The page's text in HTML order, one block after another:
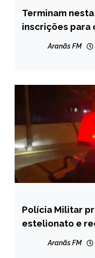
CAPELINHA
MINAS
Terminam
inscrições para
Aranãs FM
CAPELINHA
NOTÍCIAS
Polícia Militar
estelionato e
Aranãs FM